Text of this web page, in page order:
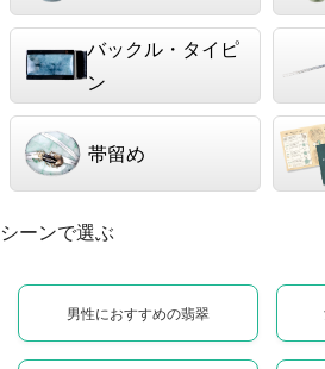
バックル・タイピ
ン
帯留め
シーンで選ぶ
男性におすすめの翡翠